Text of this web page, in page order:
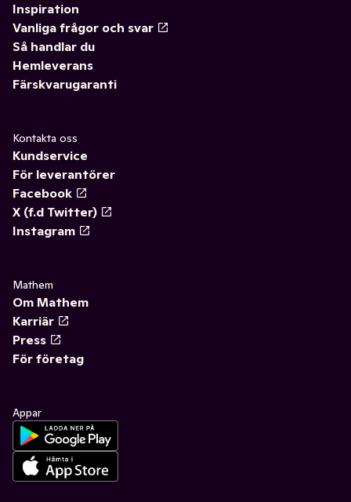
Inspiration
Vanliga frågor och svar
Så handlar du
Hemleverans
Färskvarugaranti
Kontakta oss
Kundservice
För leverantörer
Facebook
X (f.d Twitter)
Instagram
Mathem
Om Mathem
Karriär
Press
För företag
Appar